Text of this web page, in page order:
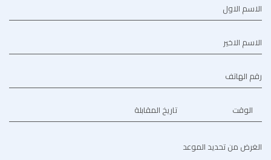
الاسم الاول
الاسم الاخير
رقم الهاتف
تاريخ المقابلة الوقت
الغرض من تحديد الموعد